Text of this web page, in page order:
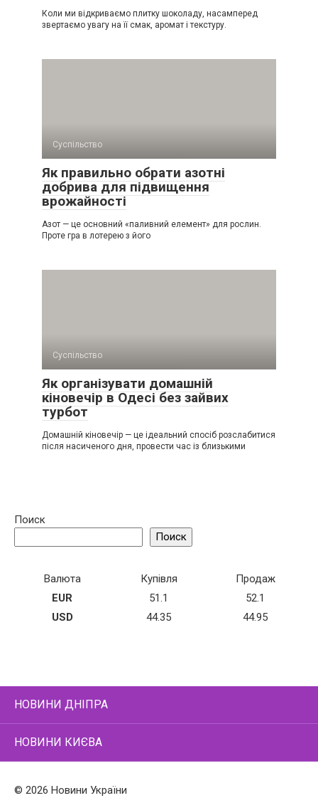
Коли ми відкриваємо плитку шоколаду, насамперед
звертаємо увагу на її смак, аромат і текстуру.
Суспільство
Як правильно обрати азотні
добрива для підвищення
врожайності
Азот — це основний «паливний елемент» для рослин.
Проте гра в лотерею з його
Суспільство
Як організувати домашній
кіновечір в Одесі без зайвих
турбот
Домашній кіновечір — це ідеальний спосіб розслабитися
після насиченого дня, провести час із близькими
Поиск
Поиск
Валюта Купівля
Продаж
EUR
51.1
52.1
USD
44.35 44.95
НОВИНИ ДНІПРА
НОВИНИ КИЄВА
© 2026 Новини України